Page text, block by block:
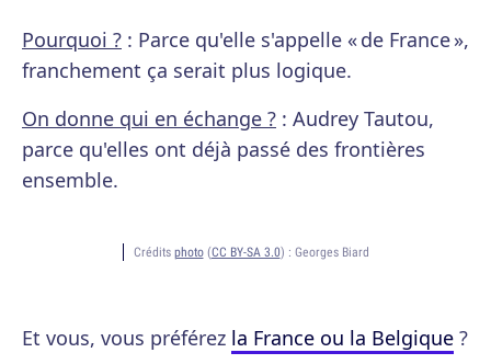
Pourquoi ? : Parce qu'elle s'appelle « de France »,
franchement ça serait plus logique.
On donne qui en échange ? : Audrey Tautou,
parce qu'elles ont déjà passé des frontières
ensemble.
Crédits photo(CC BY-SA 3.0) : Georges Biard
Et vous, vous préférez la France ou la Belgique ?